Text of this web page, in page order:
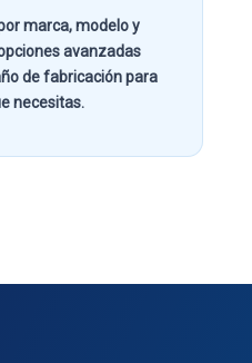
marca, modelo y
avanzadas
de fabricaciónpara
necesitas.